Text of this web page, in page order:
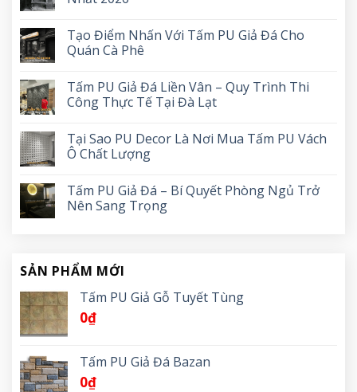
Tạo Điểm Nhấn Với Tấm PU Giả Đá Cho
Quán Cà Phê
Tấm PU Giả Đá Liền Vân – Quy Trình Thi
Công Thực Tế Tại Đà Lạt
Tại Sao PU Decor Là Nơi Mua Tấm PU Vách
Ô Chất Lượng
Tấm PU Giả Đá – Bí Quyết Phòng Ngủ Trở
Nên Sang Trọng
SẢN PHẨM MỚI
Tấm PU Giả Gỗ Tuyết Tùng
0₫
Tấm PU Giả Đá Bazan
0₫